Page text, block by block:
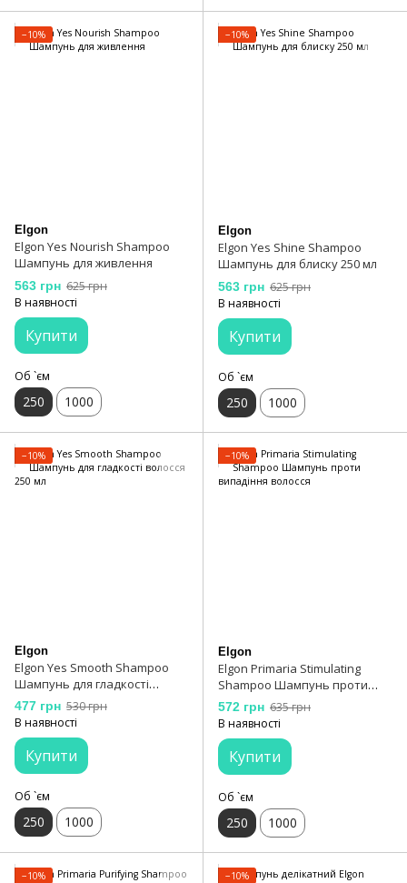
−10%
Elgon
Elgon Yes Nourish Shampoo
Шампунь для живлення
563 грн 625 грн
В наявності
Купити
Об `єм
250 1000
−10%
Elgon
Elgon Yes Shine Shampoo
Шампунь для блиску 250 мл
563 грн 625 грн
В наявності
Купити
Об `єм
250 1000
−10%
Elgon
Elgon Yes Smooth Shampoo
Шампунь для гладкості
волосся 250 мл
477 грн 530 грн
В наявності
Купити
Об `єм
250 1000
−10%
Elgon
Elgon Primaria Stimulating
Shampoo Шампунь проти
випадіння волосся
572 грн 635 грн
В наявності
Купити
Об `єм
250 1000
−10% −10%